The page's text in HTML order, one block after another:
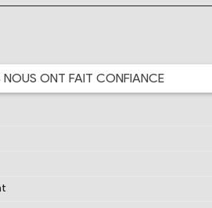
NOUS ONT FAIT CONFIANCE